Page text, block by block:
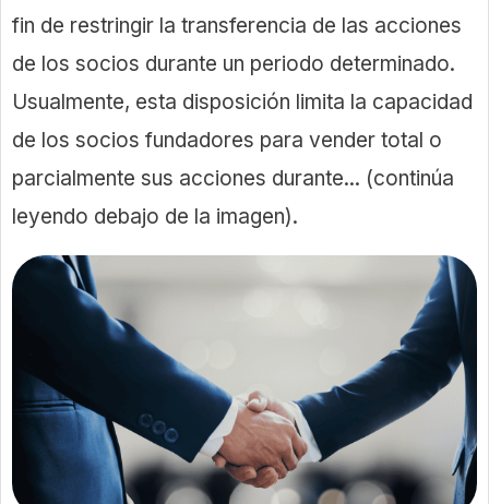
fin de restringir la transferencia de las acciones
de los socios durante un periodo determinado.
Usualmente, esta disposición limita la capacidad
de los socios fundadores para vender total o
parcialmente sus acciones durante... (continúa
leyendo debajo de la imagen).